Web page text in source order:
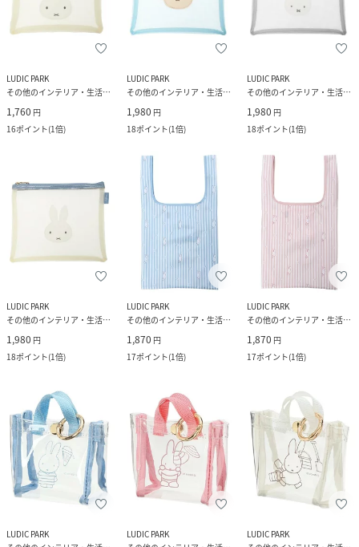
LUDIC PARK
その他のインテリア・生活雑貨
1,760 円
16ポイント(1倍)
LUDIC PARK
その他のインテリア・生活雑貨
1,980 円
18ポイント(1倍)
LUDIC PARK
その他のインテリア・生活雑貨
1,980 円
18ポイント(1倍)
LUDIC PARK
その他のインテリア・生活雑貨
1,980 円
18ポイント(1倍)
LUDIC PARK
その他のインテリア・生活雑貨
1,870 円
17ポイント(1倍)
LUDIC PARK
その他のインテリア・生活雑貨
1,870 円
17ポイント(1倍)
LUDIC PARK
LUDIC PARK
LUDIC PARK